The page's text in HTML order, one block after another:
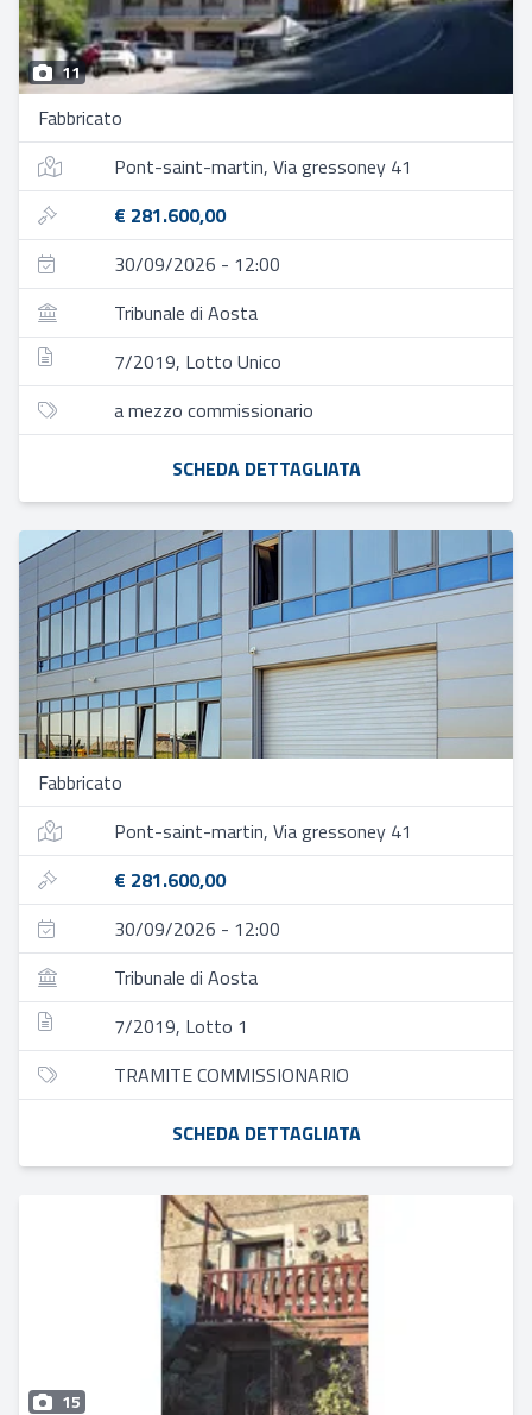
11
Fabbricato
Pont-saint-martin, Via gressoney 41
€ 281.600,00
30/09/2026 - 12:00
Tribunale di Aosta
7/2019, Lotto Unico
a mezzo commissionario
SCHEDA DETTAGLIATA
Fabbricato
Pont-saint-martin, Via gressoney 41
€ 281.600,00
30/09/2026 - 12:00
Tribunale di Aosta
7/2019, Lotto 1
TRAMITE COMMISSIONARIO
SCHEDA DETTAGLIATA
15